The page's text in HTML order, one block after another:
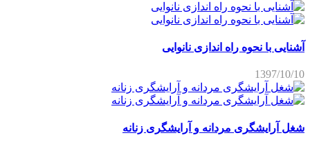
آشنایی با نحوه راه اندازی نانوایی
1397/10/10
شغل آرایشگری مردانه و آرایشگری زنانه